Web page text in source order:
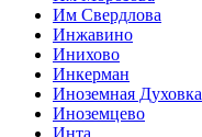
Им Свердлова
Инжавино
Инихово
Инкерман
Иноземная Духовка
Иноземцево
Инта